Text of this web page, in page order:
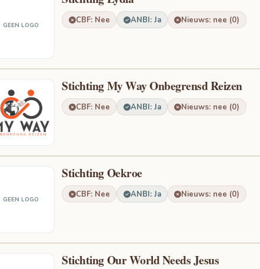
GEEN LOGO
CBF: Nee ANBI: Ja Nieuws: nee (0)
Stichting My Way Onbegrensd Reizen
CBF: Nee ANBI: Ja Nieuws: nee (0)
GEEN LOGO
Stichting Oekroe
CBF: Nee ANBI: Ja Nieuws: nee (0)
Stichting Our World Needs Jesus